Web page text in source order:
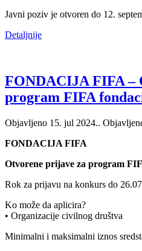
Javni poziv je otvoren do 12.
Detaljnije
FONDACIJA FIFA –
program FIFA
Objavljeno 15. jul 2024..
FONDACIJA FIFA
Otvorene prijave za program
Rok za prijavu na konkurs do
Ko može da aplicira?
• Organizacije civilnog društva
Minimalni i maksimalni iznos